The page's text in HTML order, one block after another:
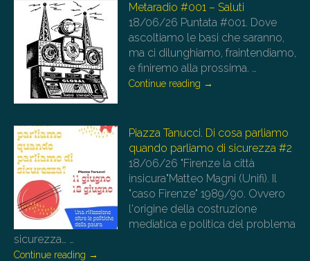
Metaradio #001 – Saluti
18/06/26 Puntata #001. Dove
ascoltiamo le basi che saranno,
ma ci dilunghiamo, fraintendiamo,
e finiremo alla prossima. …
Continue reading →
Piazza Tanucci. Di cosa parliamo
quando parliamo di sicurezza #2
18/06/26 "Firenze la città
insicura"Matteo Magni (Unifi). Il
"caso Firenze" 1989/90. Ovvero
l'origine della costruzione
mediatica e politica del problema
sicurezza… …
Continue reading →